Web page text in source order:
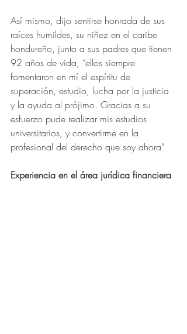
Así mismo, dijo sentirse honrada de sus
raíces humildes, su niñez en el caribe
hondureño, junto a sus padres que tienen
92 años de vida, “ellos siempre
fomentaron en mí el espíritu de
superación, estudio, lucha por la justicia
y la ayuda al prójimo. Gracias a su
esfuerzo pude realizar mis estudios
universitarios, y convertirme en la
profesional del derecho que soy ahora”.
Experiencia en el área jurídica financiera